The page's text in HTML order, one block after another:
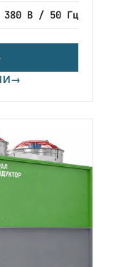
380 В / 50 Гц
→